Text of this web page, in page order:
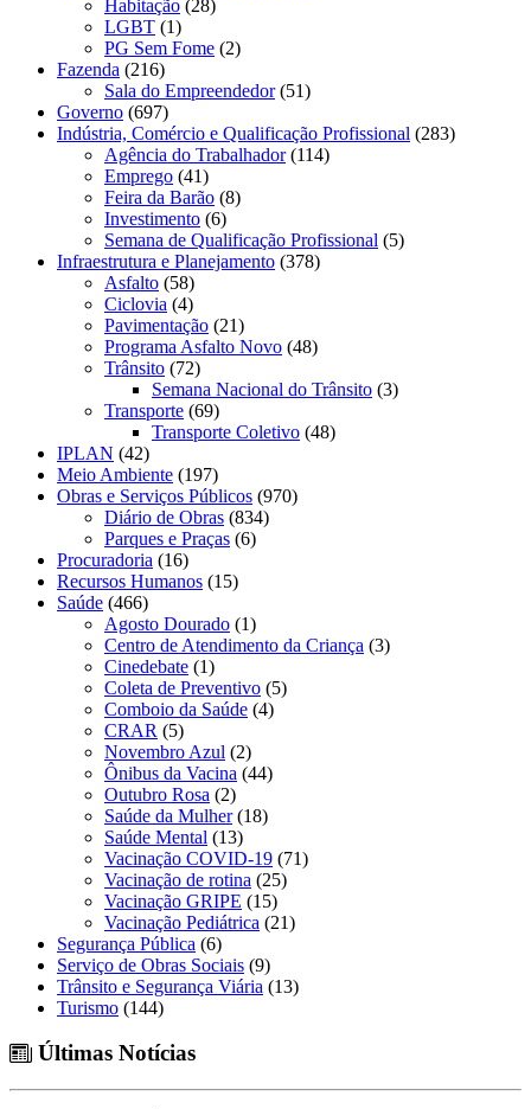
Habitação (28)
LGBT (1)
PG Sem Fome (2)
Fazenda (216)
Sala do Empreendedor(51)
Governo (697)
Indústria, Comércio e Qualificação Profissional (283)
Agência do Trabalhador(114)
Emprego (41)
Feira da Barão (8)
Investimento (6)
Semana de Qualificação Profissional (5)
Infraestrutura e Planejamento (378)
Asfalto (58)
Ciclovia (4)
Pavimentação (21)
Programa Asfalto Novo (48)
Trânsito (72)
Semana Nacional do Trânsito (3)
Transporte (69)
Transporte Coletivo (48)
IPLAN (42)
Meio Ambiente (197)
Obras e Serviços Públicos (970)
Diário de Obras (834)
Parques e Praças (6)
Procuradoria (16)
Recursos Humanos (15)
Saúde (466)
Agosto Dourado (1)
Centro de Atendimento da Criança (3)
Cinedebate (1)
Coleta de Preventivo (5)
Comboio da Saúde (4)
CRAR (5)
Novembro Azul (2)
Ônibus da Vacina (44)
Outubro Rosa (2)
Saúde da Mulher(18)
Saúde Mental (13)
Vacinação COVID-19 (71)
Vacinação de rotina (25)
Vacinação GRIPE (15)
Vacinação Pediátrica (21)
Segurança Pública (6)
Serviço de Obras Sociais (9)
Trânsito e Segurança Viária (13)
Turismo (144)
Últimas Notícias